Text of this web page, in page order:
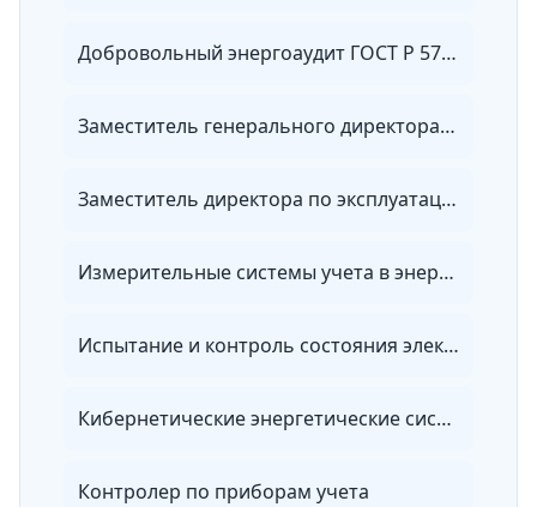
Добровольный энергоаудит ГОСТ Р 57576-2017
Заместитель генерального директора по эксплуатации электрических сетей
Заместитель директора по эксплуатации электрических сетей
Измерительные системы учета в энергетике
Испытание и контроль состояния электрооборудования
Кибернетические энергетические системы
Контролер по приборам учета